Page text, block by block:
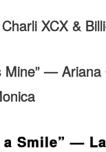
XCX &
Mine” — Ariana
a Smile” —